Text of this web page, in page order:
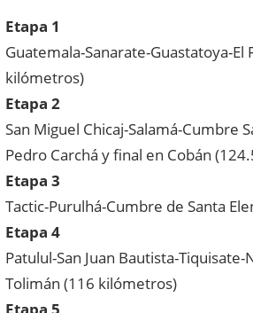
Etapa 1
Guatemala-Sanarate-Guastatoya-
kilómetros)
Etapa 2
San Miguel Chicaj-Salamá-Cumbre
Pedro Carchá y final en Cobán
Etapa 3
Tactic-Purulhá-Cumbre de Santa
Etapa 4
Patulul-San Juan Bautista-
Tolimán (116 kilómetros)